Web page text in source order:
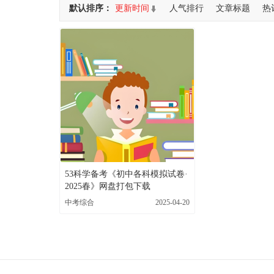
默认排序： 更新时间 人气排行 文章标题 热
53科学备考《初中各科模拟试卷·
2025春》网盘打包下载
中考综合 2025-04-20